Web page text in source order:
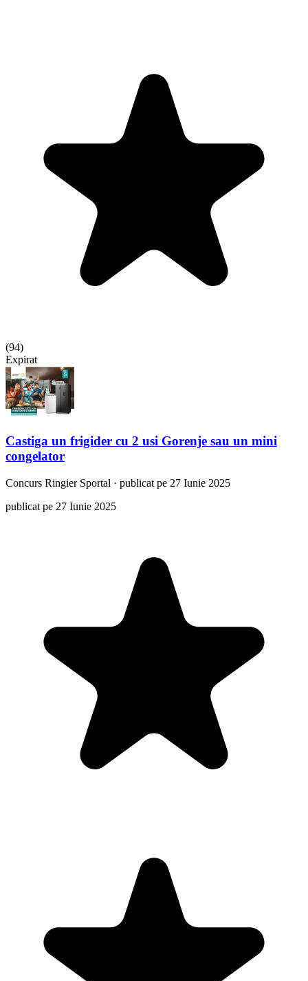
(94)
Expirat
Castiga un frigider cu 2 usi Gorenje sau un mini
congelator
Concurs Ringier Sportal · publicat pe 27 Iunie 2025
publicat pe 27 Iunie 2025